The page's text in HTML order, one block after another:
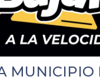
MUNICIPIO